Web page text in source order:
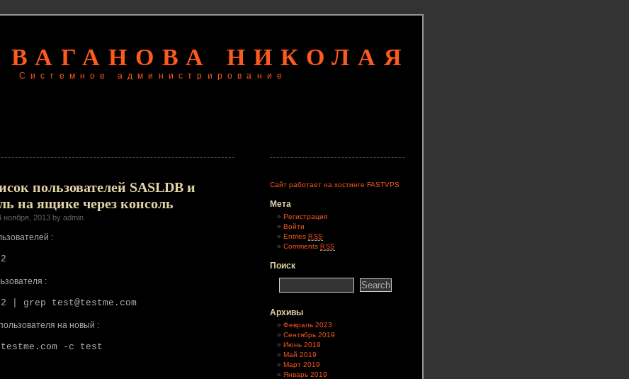
ВАГАНОВА НИКОЛАЯ
Системное администрирование
пользователей SASLDB и
на ящике через консоль
ноября, 2013 by admin
:
:
| grep test@testme.com
на новый :
-c test
Сайт работает на хостинге FASTVPS
Мета
Регистрация
Войти
Entries RSS
Comments RSS
Поиск
Архивы
Февраль 2023
Сентябрь 2019
Июнь 2019
Май 2019
Март 2019
Январь 2019